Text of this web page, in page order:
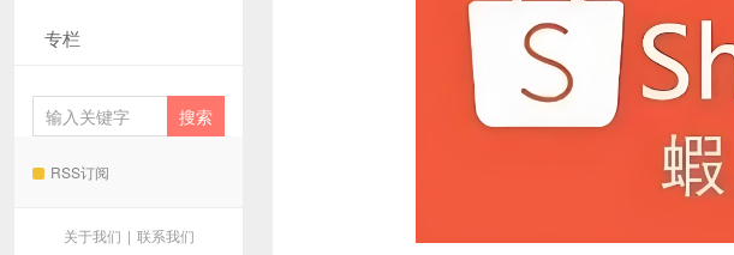
专栏
RSS订阅
关于我们 | 联系我们